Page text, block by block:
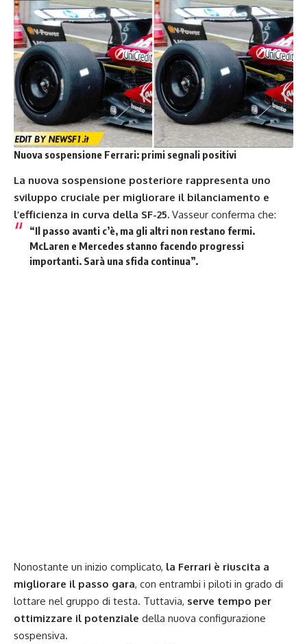
Nuova sospensione Ferrari: primi segnali positivi
La nuova sospensione posteriore rappresenta uno
sviluppo cruciale per migliorare il bilanciamento e
l’efficienza in curva della SF-25. Vasseur conferma che:
“Il passo avanti c’è, ma gli altri non restano fermi.
McLaren e Mercedes stanno facendo progressi
importanti. Sarà una sfida continua”.
Nonostante un inizio complicato, la Ferrari è riuscita a
migliorare il passo gara, con entrambi i piloti in grado di
lottare nel gruppo di testa. Tuttavia, serve tempo per
ottimizzare il potenziale della nuova configurazione
sospensiva.